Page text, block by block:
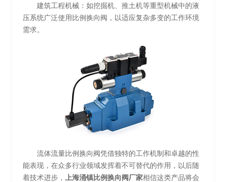
建筑工程机械：如挖掘机、推土机等重型机械中的液
压系统广泛使用比例换向阀，以适应复杂多变的工作环境
需求。
流体流量比例换向阀凭借独特的工作机制和卓越的性
能表现，在众多行业领域发挥着不可替代的作用，以后随
着技术进步，
上海涌镇比例换向阀厂家相信这类产品将会